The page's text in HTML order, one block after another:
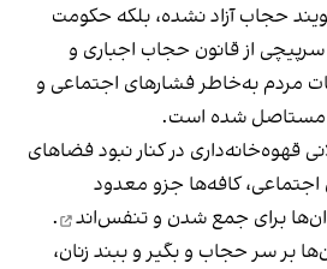
حجاب آزاد نشده، بلکه حکومت
از قانون حجاب اجباری و
مردم به‌خاطر فشارهای اجتماعی و
شده است.
قهوه‌‌خانه‌داری در کنار نبود فضاهای
اجتماعی، کافه‌ها جزو معدود
برای جمع شدن و تنفس‌اند
.
بر سر حجاب و بگیر و ببند زنان،